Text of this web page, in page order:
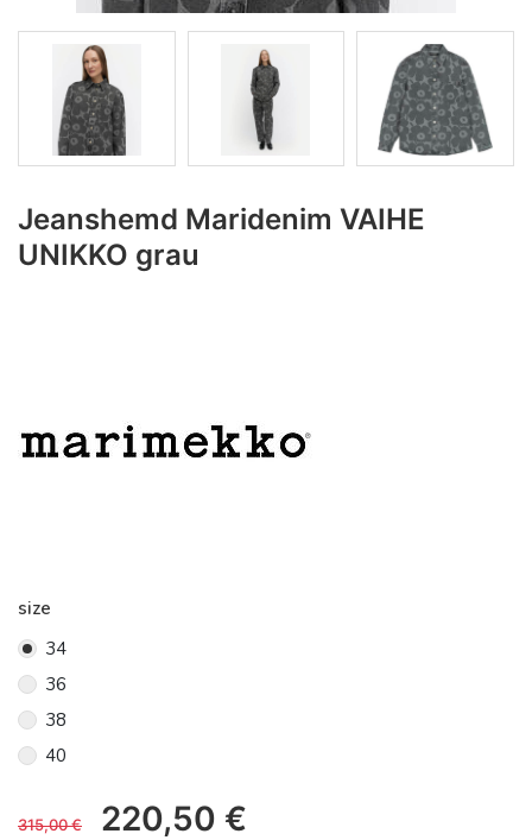
Jeanshemd Maridenim VAIHE
UNIKKO grau
size
34
36
38
40
315,00€ 220,50 €